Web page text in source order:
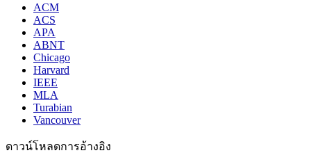
ACM
ACS
APA
ABNT
Chicago
Harvard
IEEE
MLA
Turabian
Vancouver
ดาวน์โหลดการอ้างอิง